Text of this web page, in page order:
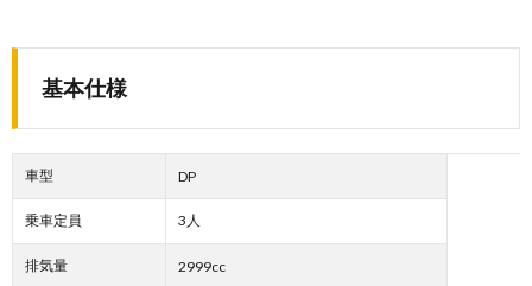
基本仕様
車型 DP
乗車定員 3人
排気量 2999cc